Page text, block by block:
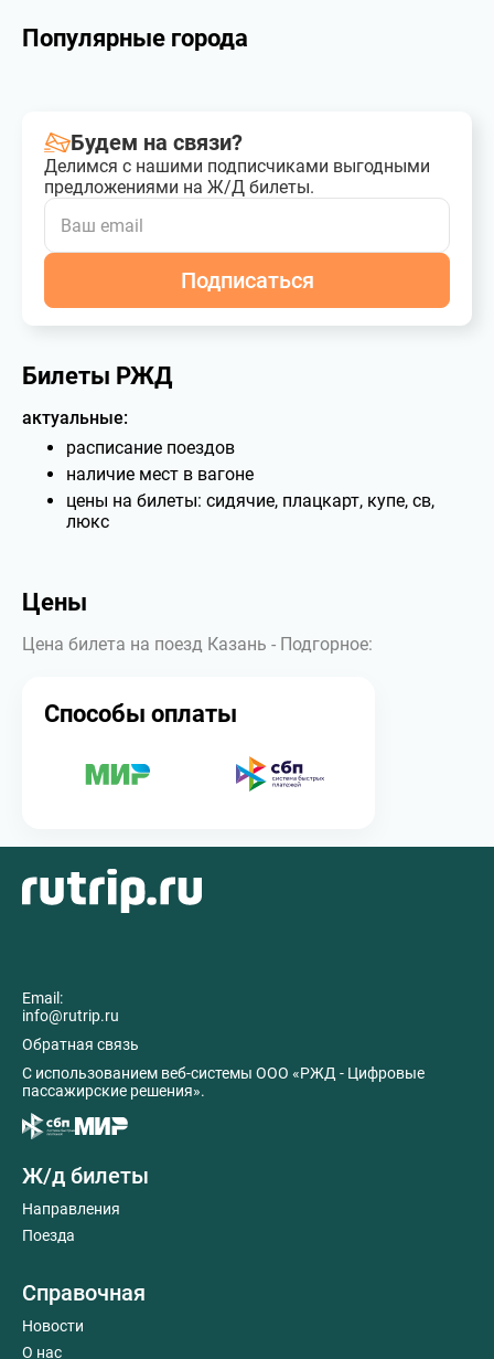
Популярные города
Будем на связи?
Делимся с нашими подписчиками выгодными
предложениями на Ж/Д билеты.
Подписаться
Билеты РЖД
актуальные:
расписание поездов
наличие мест в вагоне
цены на билеты: сидячие, плацкарт, купе, св,
люкс
Цены
Цена билета на поезд Казань - Подгорное:
Способы оплаты
Email:
info@rutrip.ru
Обратная связь
C использованием веб-системы ООО «РЖД - Цифровые
пассажирские решения».
Ж/д билеты
Направления
Поезда
Справочная
Новости
О нас